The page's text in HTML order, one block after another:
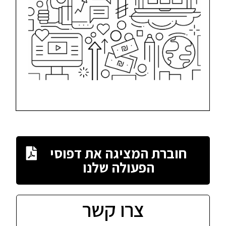
חוברת המציגה את דפוסי
הפעולה שלנו
צרו קשר